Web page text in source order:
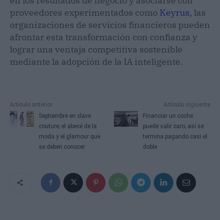
proveedores experimentados como Keyrus, las
organizaciones de servicios financieros pueden
afrontar esta transformación con confianza y
lograr una ventaja competitiva sostenible
mediante la adopción de la IA inteligente.
Artículo anterior
Septiembre en clave
couture; el abecé de la
moda y el glamour que
se deben conocer
Artículo siguiente
Financiar un coche
puede salir caro; así se
termina pagando casi el
doble